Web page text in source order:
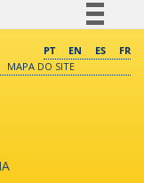
Comunica BR
PT EN ES
FR
MAPA DO SITE